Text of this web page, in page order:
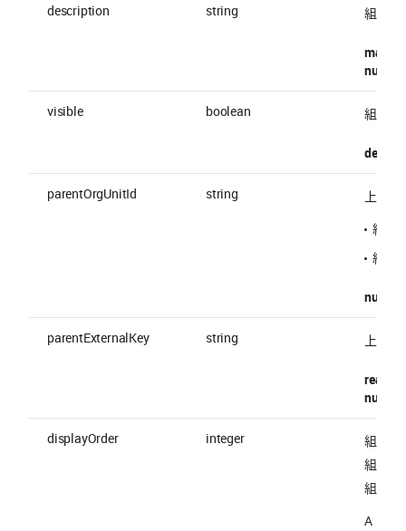
description string 組織説
visible boolean 組織公
default
parentOrgUnitId string
上位
組織
組織
parentExternalKey string 上位
displayOrder integer
組織の
組織を
組織を
A